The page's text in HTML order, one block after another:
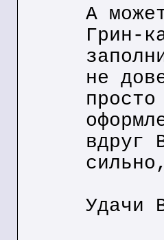
А
Грин-
не
вдруг
Удачи